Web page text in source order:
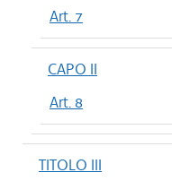
Art. 7
CAPO II
Art. 8
TITOLO III